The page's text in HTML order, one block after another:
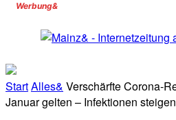
Werbung&
StartAlles& Verschärfte Corona-
Januar gelten – Infektionen